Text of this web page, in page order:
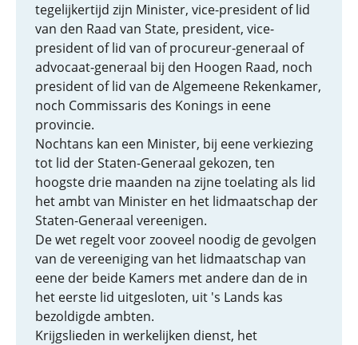
tegelijkertijd zijn Minister, vice-president of lid
van den Raad van State, president, vice-
president of lid van of procureur-generaal of
advocaat-generaal bij den Hoogen Raad, noch
president of lid van de Algemeene Rekenkamer,
noch Commissaris des Konings in eene
provincie.
Nochtans kan een Minister, bij eene verkiezing
tot lid der Staten-Generaal gekozen, ten
hoogste drie maanden na zijne toelating als lid
het ambt van Minister en het lidmaatschap der
Staten-Generaal vereenigen.
De wet regelt voor zooveel noodig de gevolgen
van de vereeniging van het lidmaatschap van
eene der beide Kamers met andere dan de in
het eerste lid uitgesloten, uit 's Lands kas
bezoldigde ambten.
Krijgslieden in werkelijken dienst, het